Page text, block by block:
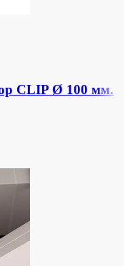
CLIP Ø 100 мм.